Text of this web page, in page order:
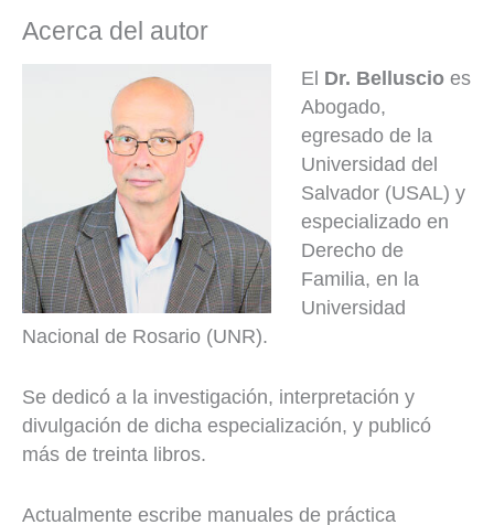
Acerca del autor
El Dr. Belluscio es
Abogado,
egresado de la
Universidad del
Salvador (USAL) y
especializado en
Derecho de
Familia, en la
Universidad
Nacional de Rosario (UNR).
Se dedicó a la investigación, interpretación y
divulgación de dicha especialización, y publicó
más de treinta libros.
Actualmente escribe manuales de práctica